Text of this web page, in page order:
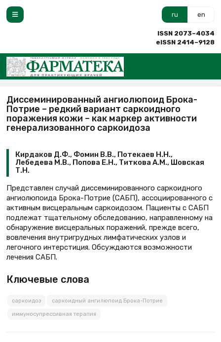
ru en
ISSN 2073–4034
eISSN 2414–9128
Диссеминированный ангиолюпоид Брока-
Пoтрие – редкий вариант саркоидного
поражения кожи – как маркер активности
генерализованного саркоидоза
Кирдаков Д.Ф., Фомин В.В., Потекаев Н.Н.,
Лебедева М.В., Попова Е.Н., Титкова А.М., Шовская
Т.Н.
Представлен случай диссеминированного саркоидного
ангиолюпоида Брока-Потрие (САБП), ассоциированного с
активным висцеральным саркоидозом. Пациенты с САБП
подлежат тщательному обследованию, направленному на
обнаружение висцеральных поражений, прежде всего,
вовлечения внутригрудных лимфатических узлов и
легочного интерстиция. Обсуждаются возможности
лечения САБП.
Ключевые слова
саркоидоз саркоидный ангилюпоид Брока-Потрие
иммуносупрессивная терапия